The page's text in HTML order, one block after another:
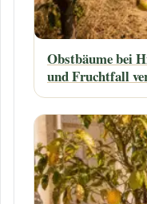
Obstbäume bei
und Fruchtfall